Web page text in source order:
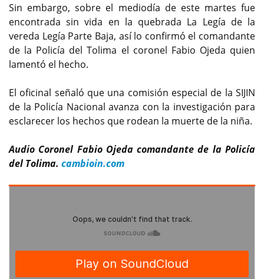
Sin embargo, sobre el mediodía de este martes fue
encontrada sin vida en la quebrada La Legía de la
vereda Legía Parte Baja, así lo confirmó el comandante
de la Policía del Tolima el coronel Fabio Ojeda quien
lamentó el hecho.
El oficinal señaló que una comisión especial de la SIJIN
de la Policía Nacional avanza con la investigación para
esclarecer los hechos que rodean la muerte de la niña.
Audio Coronel Fabio Ojeda comandante de la Policía
del Tolima. cambioin.com